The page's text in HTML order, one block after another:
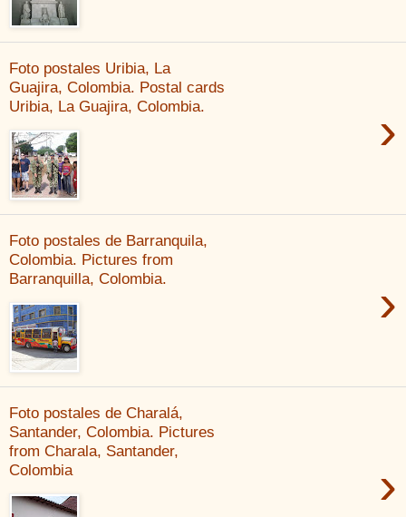
Foto postales Uribia, La
Guajira, Colombia. Postal cards
Uribia, La Guajira, Colombia.
›
Foto postales de Barranquila,
Colombia. Pictures from
Barranquilla, Colombia.
›
Foto postales de Charalá,
Santander, Colombia. Pictures
from Charala, Santander,
Colombia
›